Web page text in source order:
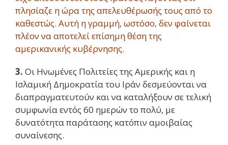
πλησίαζε η ώρα της απελευθέρωσής τους από το
καθεστώς. Αυτή η γραμμή, ωστόσο, δεν φαίνεται
πλέον να αποτελεί επίσημη θέση της
αμερικανικής κυβέρνησης.
3. Οι Ηνωμένες Πολιτείες της Αμερικής και η
Ισλαμική Δημοκρατία του Ιράν δεσμεύονται να
διαπραγματευτούν και να καταλήξουν σε τελική
συμφωνία εντός 60 ημερών το πολύ, με
δυνατότητα παράτασης κατόπιν αμοιβαίας
συναίνεσης.